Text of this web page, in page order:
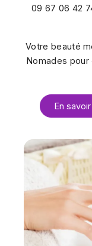
09 67 06 42
Votre beauté
Nomades
En